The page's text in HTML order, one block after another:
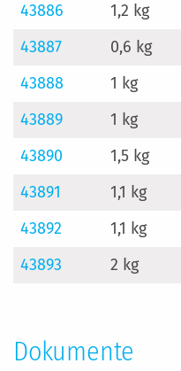
43886
1,2 kg
43887
0,6 kg
43888
1 kg
43889
1 kg
43890
1,5 kg
43891
1,1 kg
43892
1,1 kg
43893
2 kg
Dokumente